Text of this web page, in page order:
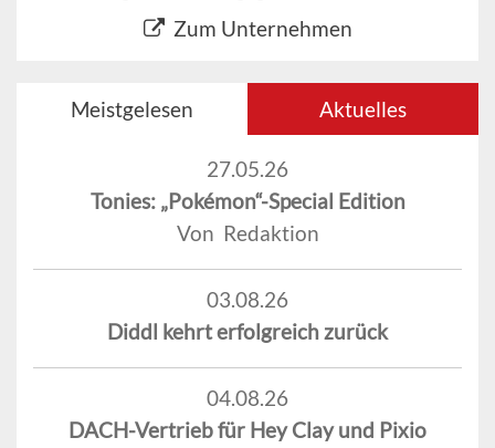
Zum Unternehmen
Meistgelesen Aktuelles
27.05.26
Tonies: „Pokémon“-Special Edition
Von Redaktion
03.08.26
Diddl kehrt erfolgreich zurück
04.08.26
DACH-Vertrieb für Hey Clay und Pixio